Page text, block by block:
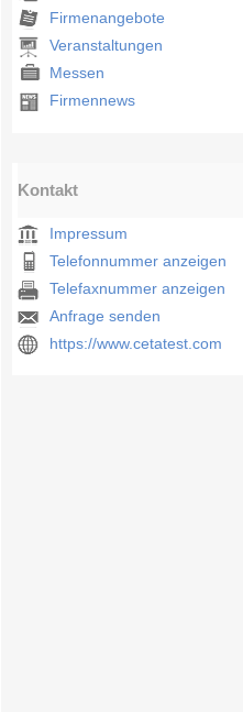
Firmenangebote
Veranstaltungen
Messen
Firmennews
Kontakt
Impressum
Telefonnummer anzeigen
Telefaxnummer anzeigen
Anfrage senden
https://www.cetatest.com